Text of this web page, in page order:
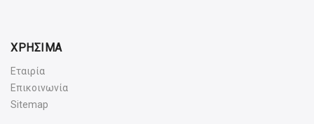
ΧΡΗΣΙΜΑ
Εταιρία
Επικοινωνία
Sitemap